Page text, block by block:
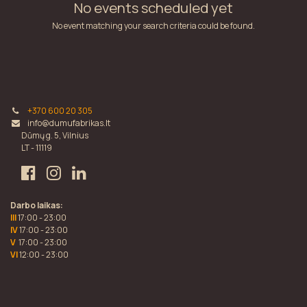
No events scheduled yet
No event matching your search criteria could be found.
+370 600 20 305
info@dumufabrikas.lt
Dūmų g. 5, Vilnius
LT - 11119
Darbo laikas:
III17:00 - 23:00
IV17:00 - 23:00
V 17:00 - 23:00
VI12:00 - 23:00